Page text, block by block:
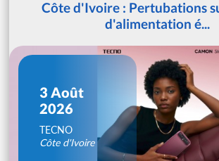
Côte d'Ivoire : Pertubations
d'alimentation é...
3 Août
2026
TECNO
Côte d'Ivoire